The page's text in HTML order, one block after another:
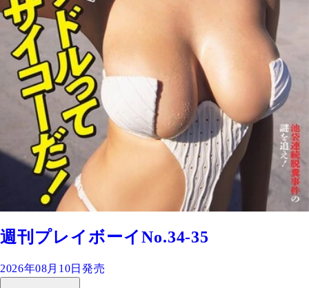
週刊プレイボーイNo.34-35
2026年08月10日発売